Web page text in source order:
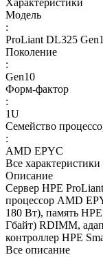
Характеристики
Модель
:
ProLiant DL325
Поколение
:
Gen10
Форм-фактор
:
1U
Семейство
:
AMD EPYC
Все характеристики
Описание
Сервер HPE
процессор AMD
180 Вт), память
Гбайт) RDIMM,
контроллер HPE
Все описание